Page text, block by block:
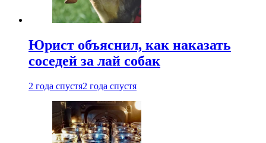
Юрист объяснил, как наказать
соседей за лай собак
2 года спустя2 года спустя